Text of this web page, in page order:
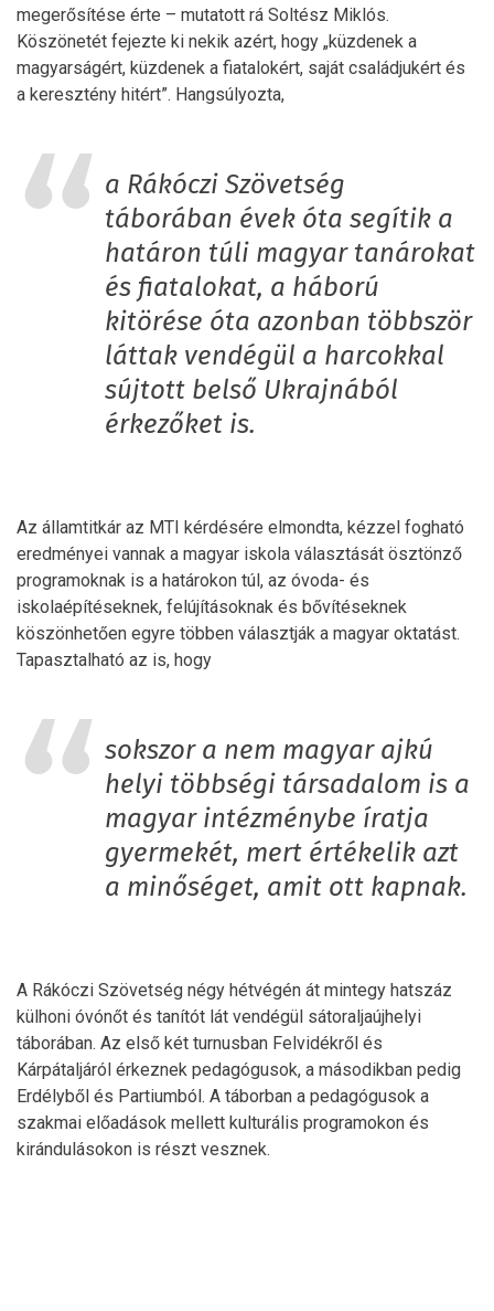
megerősítése érte – mutatott rá Soltész Miklós.
Köszönetét fejezte ki nekik azért, hogy „küzdenek a
magyarságért, küzdenek a fiatalokért, saját családjukért és
a keresztény hitért”. Hangsúlyozta,
a Rákóczi Szövetség
táborában évek óta segítik a
határon túli magyar tanárokat
és fiatalokat, a háború
kitörése óta azonban többször
láttak vendégül a harcokkal
sújtott belső Ukrajnából
érkezőket is.
Az államtitkár az MTI kérdésére elmondta, kézzel fogható
eredményei vannak a magyar iskola választását ösztönző
programoknak is a határokon túl, az óvoda- és
iskolaépítéseknek, felújításoknak és bővítéseknek
köszönhetően egyre többen választják a magyar oktatást.
Tapasztalható az is, hogy
sokszor a nem magyar ajkú
helyi többségi társadalom is a
magyar intézménybe íratja
gyermekét, mert értékelik azt
a minőséget, amit ott kapnak.
A Rákóczi Szövetség négy hétvégén át mintegy hatszáz
külhoni óvónőt és tanítót lát vendégül sátoraljaújhelyi
táborában. Az első két turnusban Felvidékről és
Kárpátaljáról érkeznek pedagógusok, a másodikban pedig
Erdélyből és Partiumból. A táborban a pedagógusok a
szakmai előadások mellett kulturális programokon és
kirándulásokon is részt vesznek.